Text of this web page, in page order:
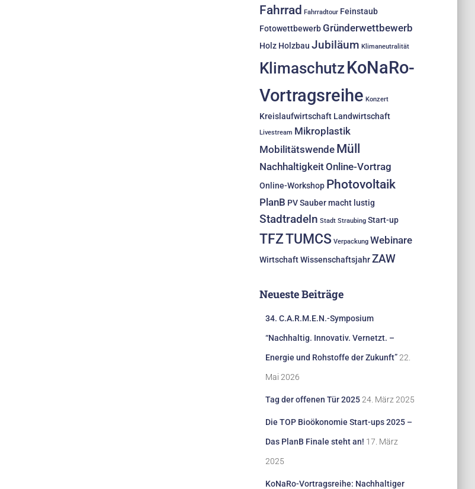
Fahrrad Fahrradtour Feinstaub
Fotowettbewerb Gründerwettbewerb
Holz Holzbau Jubiläum Klimaneutralität
KlimaschutzKoNaRo-
Vortragsreihe Konzert
Kreislaufwirtschaft Landwirtschaft
Livestream Mikroplastik
Mobilitätswende Müll
NachhaltigkeitOnline-Vortrag
Online-Workshop Photovoltaik
PlanB PV Sauber macht lustig
Stadtradeln Stadt Straubing Start-up
TFZTUMCS Verpackung Webinare
Wirtschaft Wissenschaftsjahr ZAW
Neueste Beiträge
34. C.A.R.M.E.N.-Symposium
“Nachhaltig. Innovativ. Vernetzt. –
Energie und Rohstoffe der Zukunft” 22.
Mai 2026
Tag der offenen Tür 2025 24. März 2025
Die TOP Bioökonomie Start-ups 2025 –
Das PlanB Finale steht an! 17. März
2025
KoNaRo-Vortragsreihe: Nachhaltiger